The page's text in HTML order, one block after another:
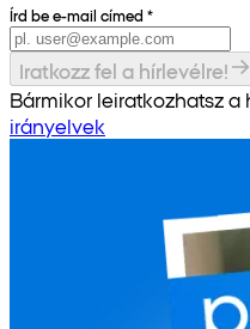
Írd be e-mail címed *
Iratkozz fel a hírlevélre!
Bármikor leiratkozhatsz a
irányelvek